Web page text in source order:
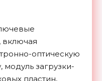
включая
оптическую
загрузки-
пластин,